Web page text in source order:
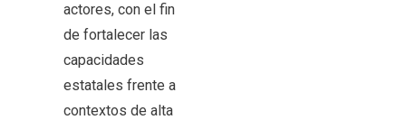
actores, con el fin
de fortalecer las
capacidades
estatales frente a
contextos de alta